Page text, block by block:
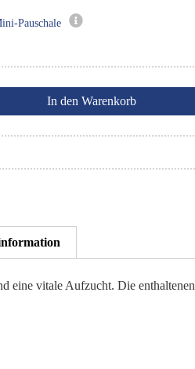
Pauschale
In den Warenkorb
eine vitale Aufzucht. Die